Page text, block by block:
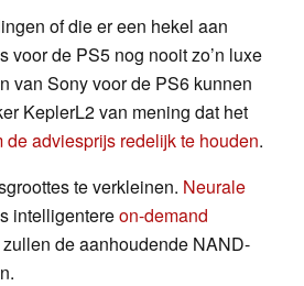
of die er een hekel aan
voor de PS5 nog nooit zo’n luxe
van Sony voor de PS6 kunnen
KeplerL2 van mening dat het
de adviesprijs redelijk te houden.
te verkleinen. Neurale
intelligentereon-demand
de aanhoudende NAND-